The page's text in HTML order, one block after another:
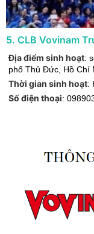
5. CLB Vovinam
Địa điểm sinh hoạt:
phố Thủ Đức Hồ Chí
Thời gian sinh hoạt:
Số điện thoại: